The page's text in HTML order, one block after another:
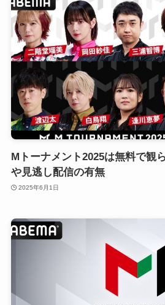
Mトーナメント2025は無料で観
や見逃し配信の有無
2025年6月1日